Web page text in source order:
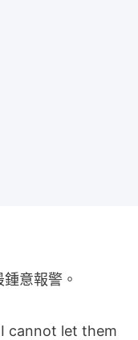
意報警。
cannot let them